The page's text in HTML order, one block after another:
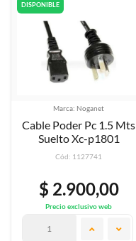
DISPONIBLE
Marca: Noganet
Cable Poder Pc 1.5 Mts
Suelto Xc-p1801
Cód: 1127741
$ 2.900,00
Precio exclusivo web